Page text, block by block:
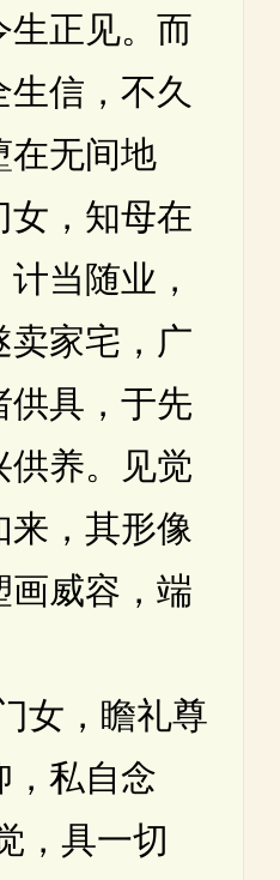
生正见。而
信，不久
在无间地
女，知母在
当随业，
卖家宅，广
供具，于先
供养。见觉
来，其形像
画威容，端
，瞻礼尊
，私自念
，具一切